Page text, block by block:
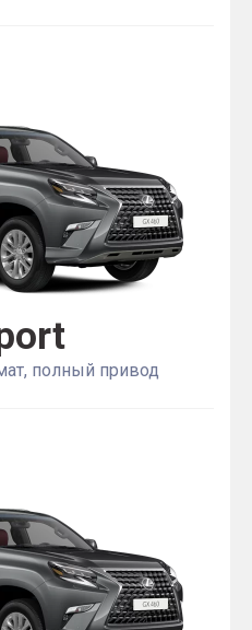
полный привод